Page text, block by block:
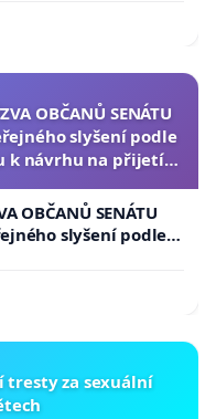
OBČANŮ SENÁTU
slyšení podle
k návrhu na přijetí
OBČANŮ SENÁTU
slyšení podle §
na přijetí
tresty za sexuální